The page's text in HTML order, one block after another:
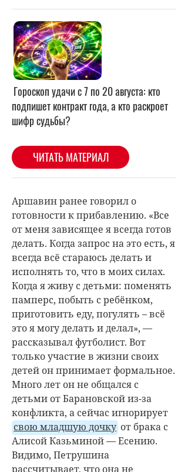
Аршавин ранее говорил о
готовности к прибавлению. «Все
от меня зависящее я всегда готов
делать. Когда запрос на это есть, я
всегда всё стараюсь делать и
исполнять то, что в моих силах.
Когда я живу с детьми: поменять
памперс, побыть с ребёнком,
приготовить еду, погулять – всё
это я могу делать и делал», —
рассказывал футболист. Вот
только участие в жизни своих
детей он принимает формальное.
Много лет он не общался с
детьми от Барановской из-за
конфликта, а сейчас игнорирует
свою младшую дочку от брака с
Алисой Казьминой— Есению.
Видимо, Петрушина
рассчитывает, что она не